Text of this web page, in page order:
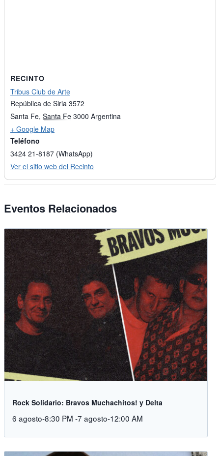
RECINTO
Tribus Club de Arte
República de Siria 3572
Santa Fe, Santa Fe 3000 Argentina
+ Google Map
Teléfono
3424 21-8187 (WhatsApp)
Ver el sitio web del Recinto
Eventos Relacionados
Rock Solidario: Bravos Muchachitos! y Delta
6 agosto-8:30 PM -7 agosto-12:00 AM